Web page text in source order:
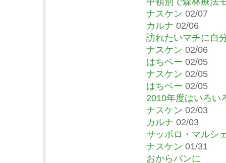
ナスケン 02/07
カルナ 02/06
訪れたいマチに自
ナスケン 02/06
はちベー 02/05
ナスケン 02/05
はちベー 02/05
2010年度はいろい
ナスケン 02/03
カルナ 02/03
サッポロ・マルシ
ナスケン 01/31
おからパンに